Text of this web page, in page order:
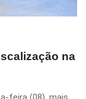
na